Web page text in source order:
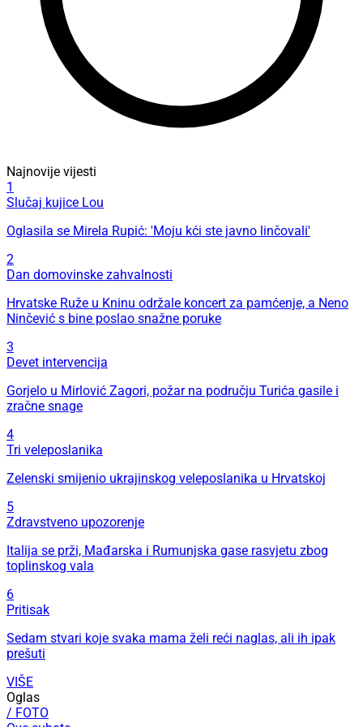
Najnovije vijesti
1
Slučaj kujice Lou
Oglasila se Mirela Rupić: 'Moju kći ste javno linčovali'
2
Dan domovinske zahvalnosti
Hrvatske Ruže u Kninu održale koncert za pamćenje, a Neno
Ninčević s bine poslao snažne poruke
3
Devet intervencija
Gorjelo u Mirlović Zagori, požar na području Turića gasile i
zračne snage
4
Tri veleposlanika
Zelenski smijenio ukrajinskog veleposlanika u Hrvatskoj
5
Zdravstveno upozorenje
Italija se prži, Mađarska i Rumunjska gase rasvjetu zbog
toplinskog vala
6
Pritisak
Sedam stvari koje svaka mama želi reći naglas, ali ih ipak
prešuti
VIŠE
Oglas
/ FOTO